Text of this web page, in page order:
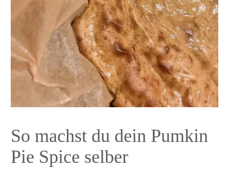
So machst du dein Pumkin
Pie Spice selber